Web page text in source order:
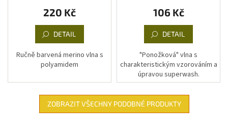
220 Kč
DETAIL
Ručně barvená merino vlna s
polyamidem
106 Kč
DETAIL
"Ponožková" vlna s
charakteristickým vzorováním a
úpravou superwash.
ZOBRAZIT VŠECHNY PODOBNÉ PRODUKTY